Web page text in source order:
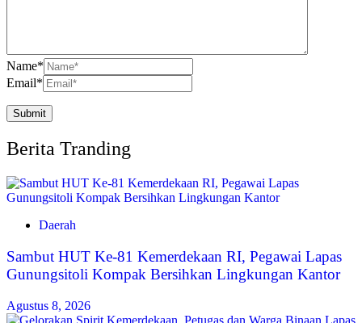
Name*
Email*
Berita Tranding
Daerah
Sambut HUT Ke-81 Kemerdekaan RI, Pegawai Lapas
Gunungsitoli Kompak Bersihkan Lingkungan Kantor
Agustus 8, 2026